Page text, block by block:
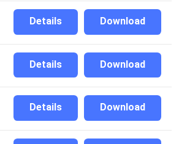
Download
Details
Download
Details
Download
Details